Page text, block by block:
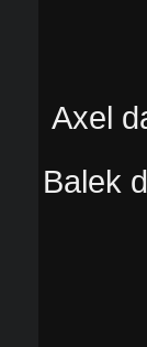
Axel
Balek